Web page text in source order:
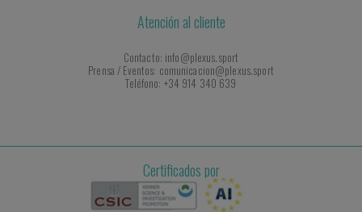
Atención al cliente
Contacto: info@plexus.sport
Prensa / Eventos: comunicacion@plexus.sport
Teléfono: +34 914 340 639
Certificados por